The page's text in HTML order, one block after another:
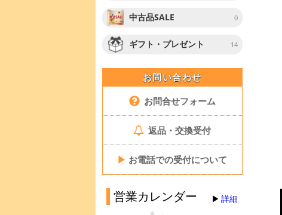
中古品SALE 0
ギフト・プレゼント 14
お問い合わせ
お問合せフォーム
返品・交換受付
▶ お電話での受付について
営業カレンダー 詳細